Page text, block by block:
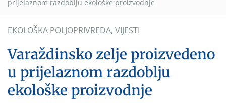
prijelaznom razdoblju ekološke proizvodnje
EKOLOŠKA POLJOPRIVREDA, VIJESTI
Varaždinsko zelje proizvedeno
u prijelaznom razdoblju
ekološke proizvodnje